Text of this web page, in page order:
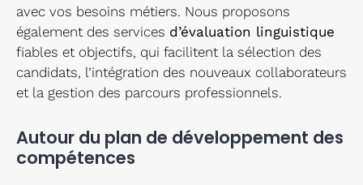
avec vos besoins métiers. Nous proposons
également des services d’évaluation linguistique
fiables et objectifs, qui facilitent la sélection des
candidats, l’intégration des nouveaux collaborateurs
et la gestion des parcours professionnels.
Autour du plan de développement des
compétences